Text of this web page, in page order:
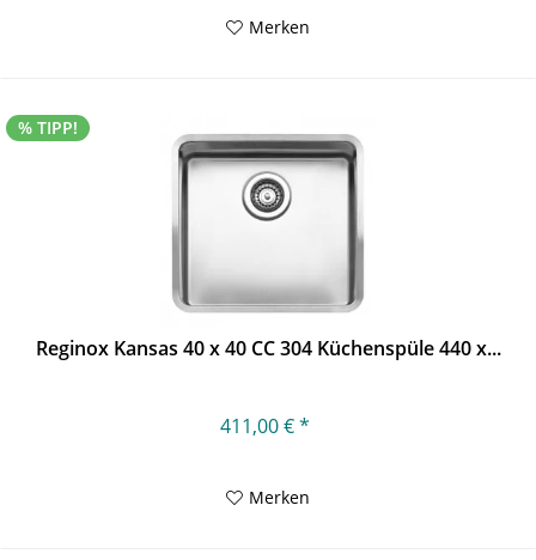
Merken
% TIPP!
Reginox Kansas 40 x 40 CC 304 Küchenspüle 440 x...
411,00 € *
Merken